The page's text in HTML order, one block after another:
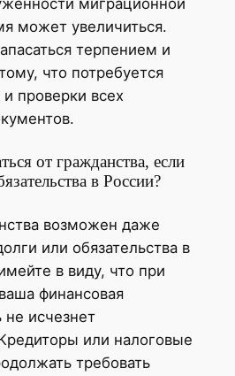
миграционной
может увеличиться.
терпением и
что потребуется
проверки всех
от гражданства, если
в России?
возможен даже
или обязательства в
в виду, что при
финансовая
не исчезнет
или налоговые
требовать